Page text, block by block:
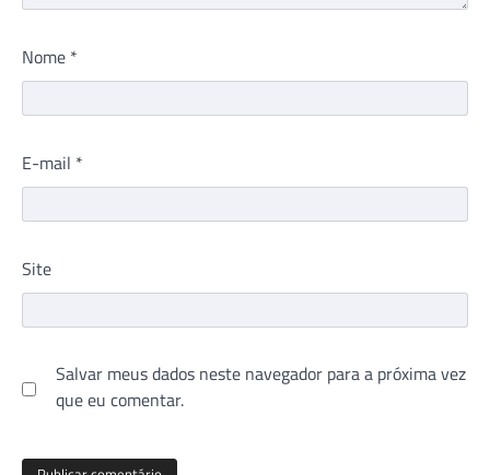
Nome *
E-mail *
Site
Salvar meus dados neste navegador para a próxima vez
que eu comentar.